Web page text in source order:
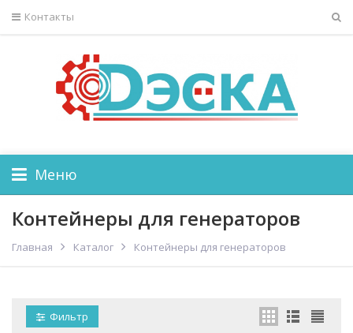
Контакты
Меню
Контейнеры для генераторов
Главная Каталог Контейнеры для генераторов
Фильтр